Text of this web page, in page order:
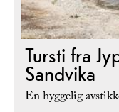
Tursti fra
Sandvika
En hyggelig